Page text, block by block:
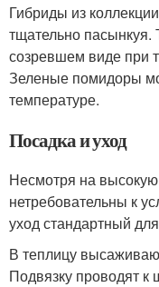
Гибриды из
тщательно пасынкуя.
созревшем виде при
Зеленые помидоры
температуре.
Посадка и уход
Несмотря на
нетребовательны к
уход стандартный
В теплицу
Подвязку проводят к